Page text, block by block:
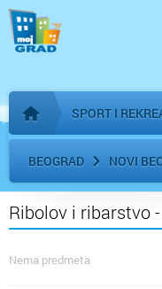
Početna stranica
SPORT I
BEOGRAD NOVI
Ribolov i ribarstvo
Nema predmeta